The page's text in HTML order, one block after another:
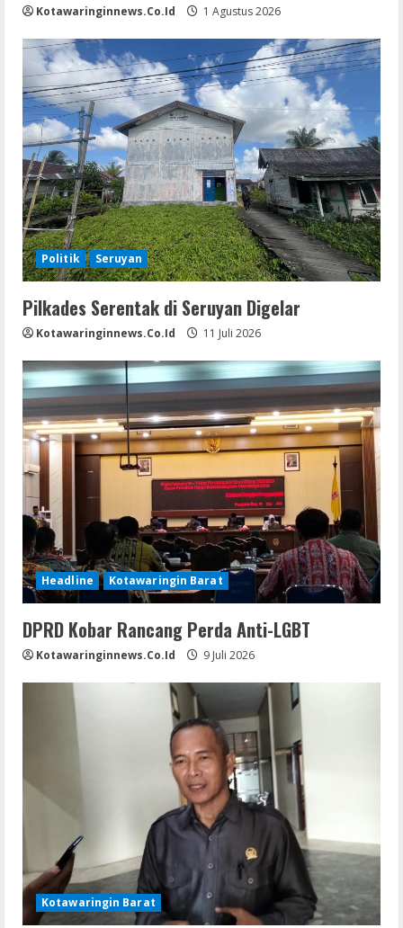
Kotawaringinnews.co.id 1 Agustus 2026
Politik Seruyan
Pilkades Serentak di Seruyan Digelar
Kotawaringinnews.co.id 11 Juli 2026
Headline Kotawaringin Barat
DPRD Kobar Rancang Perda Anti-LGBT
Kotawaringinnews.co.id 9 Juli 2026
Kotawaringin Barat